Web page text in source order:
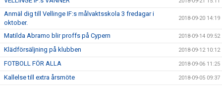
Anmäl dig till Vellinge IF:s målvaktsskola 3 fredagar i
oktober.
2018-09-20 14:19
Matilda Abramo blir proffs på Cypern 2018-09-14 09:52
Klädförsäljning på klubben 2018-09-12 10:12
FOTBOLL FÖR ALLA 2018-09-06 11:25
Kallelse till extra årsmöte 2018-09-05 09:37